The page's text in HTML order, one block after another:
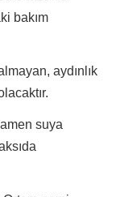
bakım
aydınlık
suya